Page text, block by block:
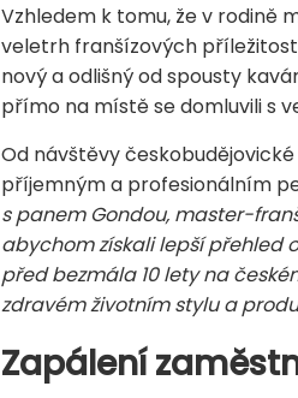
Vzhledem k tomu, že v rodině
veletrh franšízových
nový a odlišný od spousty
přímo na místě se domluvili s
Od návštěvy
příjemným a profesionálním
s panem Gondou, master-
abychom získali lepšípřehled
před bezmála 10 lety na
zdravém životním stylu a
Zapálení